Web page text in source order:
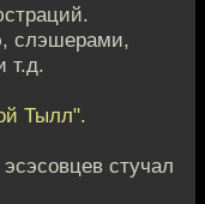
слэшерами,
т.д.
Тылл".
стучал